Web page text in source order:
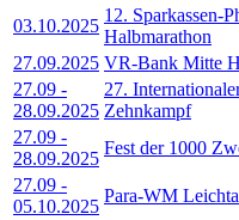
03.10.2025
12. Sparkassen-
Halbmarathon
27.09.2025 VR-Bank Mitte
27.09 -
28.09.2025
27.
Zehnkampf
27.09 -
28.09.2025
Fest der 1000
27.09 -
05.10.2025
Para-WM